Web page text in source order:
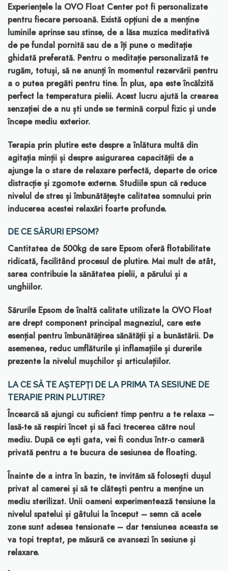
Experiențele la OVO Float Center pot fi personalizate
pentru fiecare persoană. Există opțiuni de a menține
luminile aprinse sau stinse, de a lăsa muzica meditativă
de pe fundal pornită sau de a îți pune o meditație
ghidată preferată. Pentru o meditație personalizată te
rugăm, totuși, să ne anunți în momentul rezervării pentru
a o putea pregăti pentru tine. În plus, apa este încălzită
perfect la temperatura pielii. Acest lucru ajută la crearea
senzației de a nu ști unde se termină corpul fizic și unde
începe mediu exterior.
Terapia prin plutire este despre a înlătura multă din
agitația minții și despre asigurarea capacității de a
ajunge la o stare de relaxare perfectă, departe de orice
distracție și zgomote externe. Studiile spun că reduce
nivelul de stres și îmbunătățește calitatea somnului prin
inducerea acestei relaxări foarte profunde.
DE CE SĂRURI EPSOM?
Cantitatea de 500kg de sare Epsom oferă flotabilitate
ridicată, facilitând procesul de plutire. Mai mult de atât,
sarea contribuie la sănătatea pielii, a părului și a
unghiilor.
Sărurile Epsom de înaltă calitate utilizate la OVO Float
are drept component principal magneziul, care este
esențial pentru îmbunătățirea sănătății și a bunăstării. De
asemenea, reduc umflăturile și inflamațiile și durerile
prezente la nivelul mușchilor și articulațiilor.
LA CE SĂ TE AȘTEPȚI DE LA PRIMA TA SESIUNE DE
TERAPIE PRIN PLUTIRE?
Încearcă să ajungi cu suficient timp pentru a te relaxa –
lasă-te să respiri încet și să faci trecerea către noul
mediu. După ce ești gata, vei fi condus într-o cameră
privată pentru a te bucura de sesiunea de floating.
Înainte de a intra în bazin, te invităm să folosești dușul
privat al camerei și să te clătești pentru a menține un
mediu sterilizat. Unii oameni experimentează tensiune la
nivelul spatelui și gâtului la început – semn că acele
zone sunt adesea tensionate – dar tensiunea aceasta se
va topi treptat, pe măsură ce avansezi în sesiune și
relaxare.